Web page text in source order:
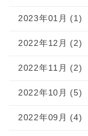
2023年01月 (1)
2022年12月 (2)
2022年11月 (2)
2022年10月 (5)
2022年09月 (4)